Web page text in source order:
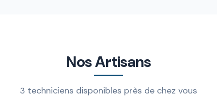
Nos Artisans
3 techniciens disponibles près de chez vous